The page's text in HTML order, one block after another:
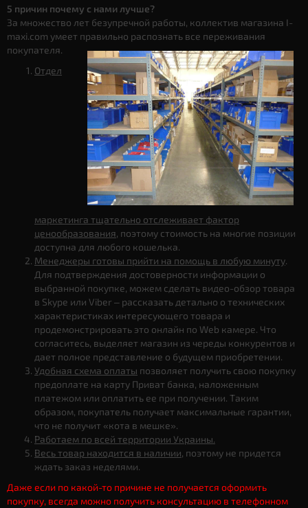
5 причин почему с нами лучше?
За множество лет безупречной работы, коллектив магазина I-
maxi.com умеет правильно распознать все переживания
покупателя.
Отдел
маркетинга тщательно отслеживает фактор
ценообразования, поэтому стоимость на многие позиции
доступна для любого кошелька.
Менеджеры готовы прийти на помощь в любую минуту.
Для подтверждения достоверности информации о
выбранной покупке, можем сделать видео-обзор товара
в Skype или Viber – рассказать детально о технических
характеристиках интересующего товара и
продемонстрировать это онлайн по Web камере. Что
согласитесь, выделяет магазин из череды конкурентов и
дает полное представление о будущем приобретении.
Удобная схема оплаты позволяет получить свою покупку
предоплате на карту Приват банка, наложенным
платежом или оплатить ее при получении. Таким
образом, покупатель получает максимальные гарантии,
что не получит «кота в мешке».
Работаем по всей территории Украины.
Весь товар находится в наличии, поэтому не придется
ждать заказ неделями.
Даже если по какой-то причине не получается оформить
покупку, всегда можно получить консультацию в телефонном